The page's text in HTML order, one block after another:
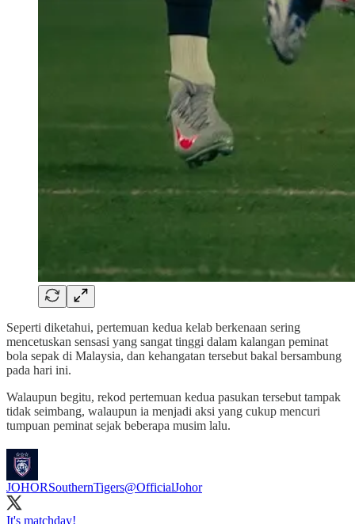
Seperti diketahui, pertemuan kedua kelab berkenaan sering
mencetuskan sensasi yang sangat tinggi dalam kalangan peminat
bola sepak di Malaysia, dan kehangatan tersebut bakal bersambung
pada hari ini.
Walaupun begitu, rekod pertemuan kedua pasukan tersebut tampak
tidak seimbang, walaupun ia menjadi aksi yang cukup mencuri
tumpuan peminat sejak beberapa musim lalu.
JOHORSouthernTigers@OfficialJohor
It's matchday!